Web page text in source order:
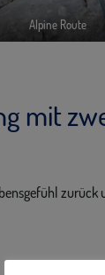
Alpine Route
mit
zurück